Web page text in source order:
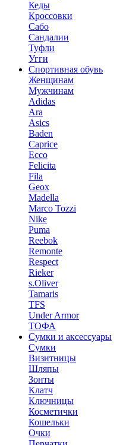
Кеды
Кроссовки
Сабо
Сандалии
Туфли
Угги
Спортивная обувь
Женщинам
Мужчинам
Adidas
Ara
Asics
Baden
Caprice
Ecco
Felicita
Fila
Geox
Madella
Marco Tozzi
Nike
Puma
Reebok
Remonte
Respect
Rieker
s.Oliver
Tamaris
TFS
Under Armor
ТОФА
Сумки и аксессуары
Сумки
Визитницы
Шляпы
Зонты
Клатч
Ключницы
Косметички
Кошельки
Очки